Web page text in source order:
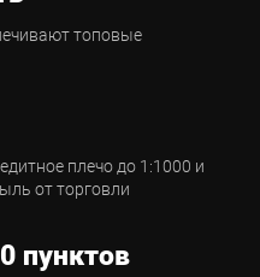
топовые
плечо до 1:1000 и
от торговли
пунктов